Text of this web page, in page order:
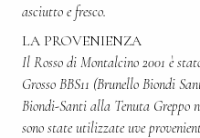
asciutto e fresco.
LA PROVENIENZA
Il Rosso di Montalcino 2001 è
Grosso BBS11 (Brunello Biondi
Biondi-Santi alla Tenuta Greppo
sono state utilizzate uve